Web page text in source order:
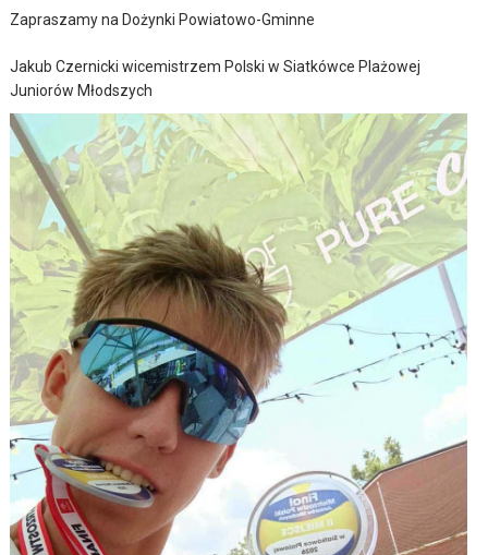
Zapraszamy na Dożynki Powiatowo-Gminne
Jakub Czernicki wicemistrzem Polski w Siatkówce Plażowej
Juniorów Młodszych